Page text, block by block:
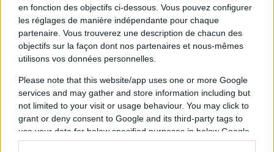
en fonction des objectifs ci-dessous. Vous pouvez configurer
les réglages de manière indépendante pour chaque
partenaire. Vous trouverez une description de chacun des
objectifs sur la façon dont nos partenaires et nous-mêmes
utilisons vos données personnelles.
Please note that this website/app uses one or more Google
services and may gather and store information including but
not limited to your visit or usage behaviour. You may click to
grant or deny consent to Google and its third-party tags to
use your data for below specified purposes in below Google
consent section.